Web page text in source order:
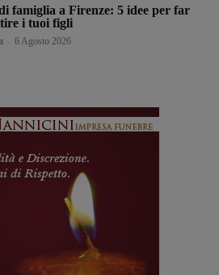
famiglia a Firenze: 5 idee per far
i tuoi figli
6 Agosto 2026